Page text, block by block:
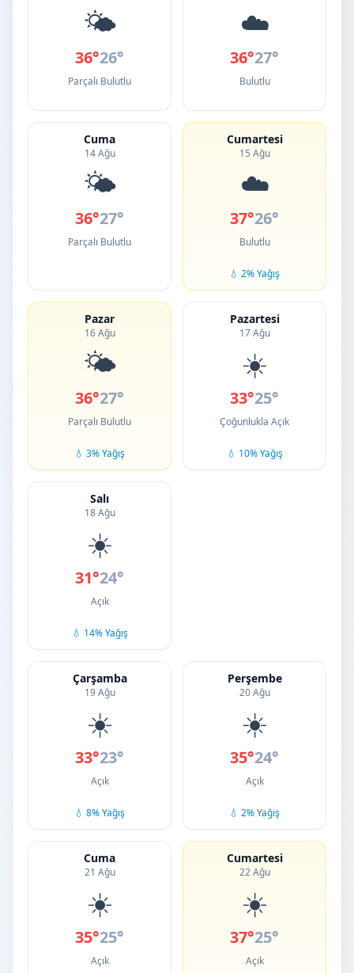
🌤️
36°26°
Parçalı Bulutlu
☁️
36°27°
Bulutlu
Cuma
14 Ağu
🌤️
36°27°
Parçalı Bulutlu
Cumartesi
15 Ağu
☁️
37°26°
Bulutlu
💧 2% Yağış
Pazar
16 Ağu
🌤️
36°27°
Parçalı Bulutlu
💧 3% Yağış
Pazartesi
17 Ağu
☀️
33°25°
Çoğunlukla Açık
💧 10% Yağış
Salı
18 Ağu
☀️
31°24°
Açık
💧 14% Yağış
Çarşamba
19 Ağu
☀️
33°23°
Açık
💧 8% Yağış
Perşembe
20 Ağu
☀️
35°24°
Açık
💧 2% Yağış
Cuma
21 Ağu
☀️
35°25°
Açık
Cumartesi
22 Ağu
☀️
37°25°
Açık